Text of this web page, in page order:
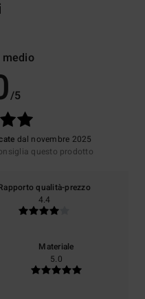
/5
dal novembre 2025
questo prodotto
qualità-prezzo
4.4
Materiale
5.0